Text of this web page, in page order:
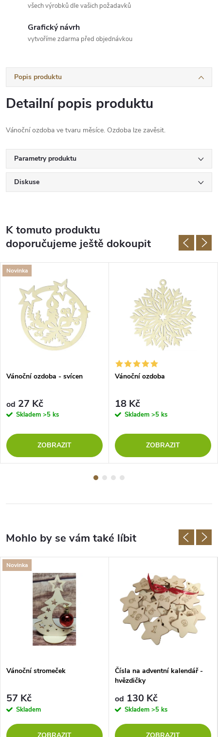
všech výrobků dle vašich požadavků
Grafický návrh
vytvoříme zdarma před objednávkou
Popis produktu
Detailní popis produktu
Vánoční ozdoba ve tvaru měsíce. Ozdoba lze zavěsit.
Parametry produktu
Diskuse
K tomuto produktu
doporučujeme ještě dokoupit
Novinka
Vánoční ozdoba - svícen
od 27 Kč
Skladem >5 ks
ZOBRAZIT
Vánoční ozdoba
18 Kč
Skladem >5 ks
ZOBRAZIT
Novinka
Vánoční stromeček
57 Kč
Skladem
ZOBRAZIT
Čísla na adventní kalendář -
hvězdičky
od 130 Kč
Skladem >5 ks
ZOBRAZIT